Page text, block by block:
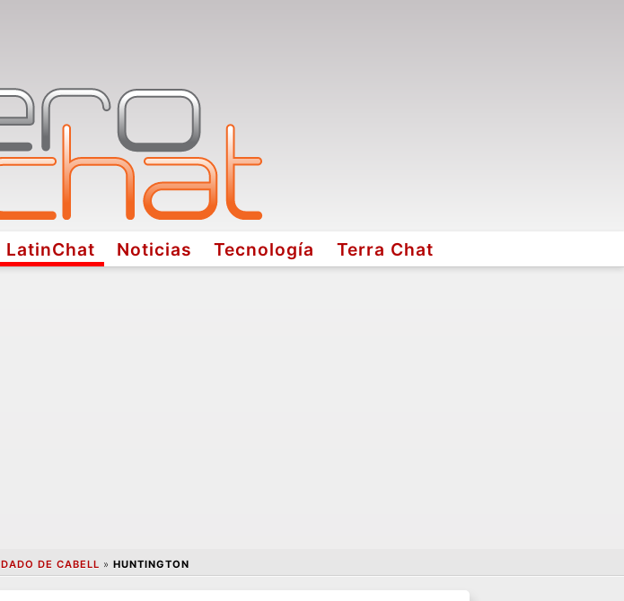
LatinChat Noticias Tecnología Terra Chat
DE CABELL » HUNTINGTON